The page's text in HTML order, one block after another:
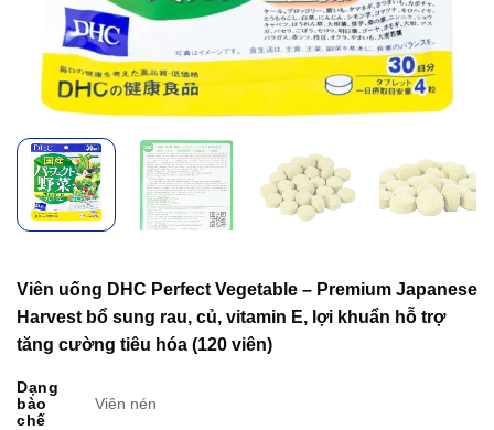
Viên uống DHC Perfect Vegetable – Premium Japanese
Harvest bổ sung rau, củ, vitamin E, lợi khuẩn hỗ trợ
tăng cường tiêu hóa (120 viên)
Dạng
bào
chế
Viên nén